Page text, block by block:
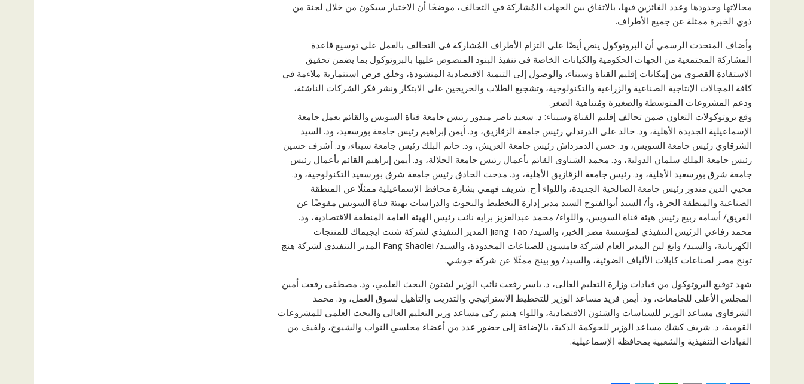
مجالاتها وحدودها وعدد الفائزين فيها، بالاتفاق بين الجهات المُشاركة في التحالف، موضحًا أن الاختيار سيكون من خلال لجنة من
ذوي الخبرة ممثلة عن جميع الأطراف.
وأضاف المتحدث الرسمي أن البروتوكول ينص أيضًا على التزام الأطراف المُشاركة فى التحالف بالعمل على توسيع قاعدة
المشاركة المجتمعية من الجهات الحكومية والكيانات الخاصة فى تنفيذ البنود المنصوص عليها بالبروتوكول بما يضمن تحقيق
الاستفادة القصوى من إمكانات إقليم القناة وسيناء، والوصول إلى التنمية الاقتصادية المنشودة، وخلق فرص استثمارية ملاءمة في
كافة المجالات الإنتاجية الصناعية والزراعية والتكنولوجية، وتشجيع الطلاب والخريجين على الابتكار ونشر فكر الشركات الناشئة،
ودعم المشروعات المتوسطة والصغيرة ومُتناهية الصغر.
وقع بروتوكولات التعاون ضمن تحالف إقليم القناة وسيناء: د. سعيد ناصر مندور رئيس جامعة قناة السويس والقائم بعمل جامعة
الإسماعيلية الجديدة الأهلية، ود. خالد على الدرندلي رئيس جامعة الزقازيق، ود. أيمن إبراهيم رئيس جامعة بورسعيد، ود. السيد
الشرقاوي رئيس جامعة السويس، ود. حسن الدمرداش رئيس جامعة العريش، ود. حاتم البلك رئيس جامعة سيناء، ود. أشرف حسين
رئيس جامعة الملك سلمان الدولية، ود. محمد الشناوي القائم بأعمال رئيس جامعة الجلالة، ود. أيمن إبراهيم القائم بأعمال رئيس
جامعة شرق بورسعيد الأهلية، ود. رئيس جامعة الزقازيق الأهلية، ود. مدحت الحادق رئيس جامعة شرق بورسعيد التكنولوجية، ود.
محيي الدين مندور رئيس جامعة الصالحية الجديدة، واللواء أ.ح. شريف فهمي بشارة محافظ الإسماعيلية ممثلًا عن المنطقة
الصناعية والمنطقة الحرة، وأ/ السيد أبوالفتوح السيد مدير إدارة التخطيط والبحوث والدراسات بهيئة قناة السويس مفوضًا عن
الفريق/ أسامه ربيع رئيس هيئة قناة السويس، واللواء/ محمد عبدالعزيز برايه نائب رئيس الهيئة العامة المنطقة الاقتصادية، ود.
محمد رفاعي الرئيس التنفيذي لمؤسسة مصر الخير، والسيد/ Jiang Tao المدير التنفيذي لشركة شنت ايجيماك للمنتجات
الكهربائية، والسيد/ وانغ لين المدير العام لشركة فامسون للصناعات المحدودة، والسيد/ Fang Shaolei المدير التنفيذي لشركة هنج
تونج مصر لصناعات كابلات الألياف الضوئية، والسيد/ وو بينج ممثًلا عن شركة جوشي.
شهد توقيع البروتوكول من قيادات وزارة التعليم العالى، د. ياسر رفعت نائب الوزير لشئون البحث العلمي، ود. مصطفى رفعت أمين
المجلس الأعلى للجامعات، ود. أيمن فريد مساعد الوزير للتخطيط الاستراتيجي والتدريب والتأهيل لسوق العمل، ود. محمد
الشرقاوي مساعد الوزير للسياسات والشئون الاقتصادية، واللواء هيثم زكي مساعد وزير التعليم العالي والبحث العلمي للمشروعات
القومية، د. شريف كشك مساعد الوزير للحوكمة الذكية، بالإضافة إلى حضور عدد من أعضاء مجلسي النواب والشيوخ، ولفيف من
القيادات التنفيذية والشعبية بمحافظة الإسماعيلية.